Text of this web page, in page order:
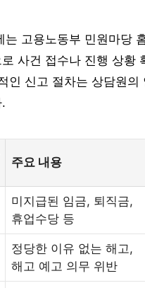
는 고용노동부 민원마당
사건 접수나 진행 상황
인 신고 절차는 상담원의
주요 내용
미지급된 임금, 퇴직금,
휴업수당 등
정당한 이유 없는 해고,
해고 예고 의무 위반